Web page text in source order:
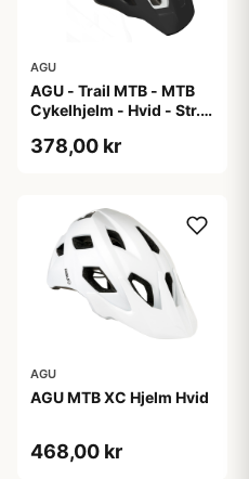
AGU
AGU - Trail MTB - MTB
Cykelhjelm - Hvid - Str.
378,00 kr
AGU
AGU MTB XC Hjelm Hvid
468,00 kr